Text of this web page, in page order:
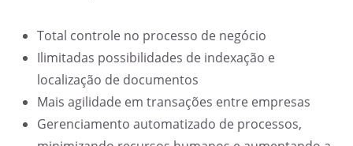
Total controle no processo de negócio
Ilimitadas possibilidades de indexação e
localização de documentos
Mais agilidade em transações entre empresas
Gerenciamento automatizado de processos,